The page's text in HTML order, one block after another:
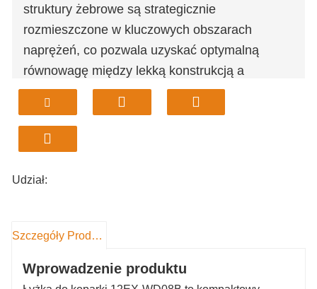
struktury żebrowe są strategicznie
rozmieszczone w kluczowych obszarach
naprężeń, co pozwala uzyskać optymalną
równowagę między lekką konstrukcją a
wytrzymałością na skręcanie.
Standaryzowany system szybkiego
mocowania
wielootworowe płytki uszne po obu stronach
zapewniają zgodność z normą ISO 13031 oraz
10 minut.
Udział:
Szczegóły Produktu
Wprowadzenie produktu